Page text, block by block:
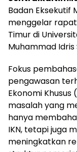
Badan Eksekutif
menggelar
Timur di
Muhammad
Fokus
pengawasan
Ekonomi
masalah yang
hanya
IKN, tetapi juga
meningkatkan